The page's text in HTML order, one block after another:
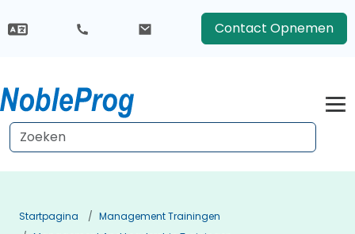
Contact Opnemen
Startpagina
Management Trainingen